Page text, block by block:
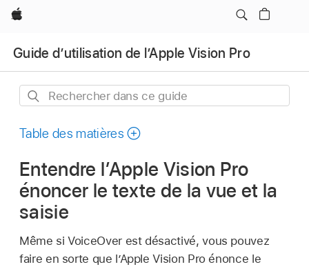
Apple
Guide d’utilisation de l’Apple Vision Pro
Rechercher
ce
Table des matières
Entendre l’Apple Vision Pro
énoncer le texte de la vue et la
saisie
Même si VoiceOver est désactivé, vous pouvez
faire en sorte que l’Apple Vision Pro énonce le